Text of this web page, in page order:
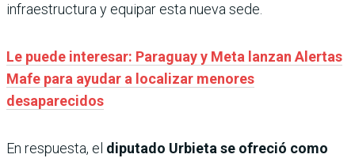
infraestructura y equipar esta nueva sede.
Le puede interesar: Paraguay y Meta lanzan Alertas
Mafe para ayudar a localizar menores
desaparecidos
En respuesta, el diputado Urbieta se ofreció como